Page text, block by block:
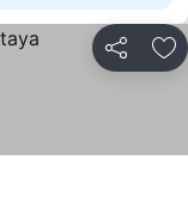
Compartir